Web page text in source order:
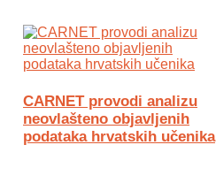
CARNET provodi analizu
neovlašteno objavljenih
podataka hrvatskih učenika